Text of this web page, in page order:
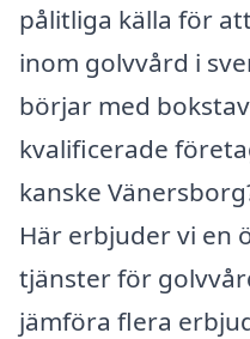
pålitliga källa för
inom golvvård i
börjar med
kvalificerade
kanske
Här erbjuder vi en
tjänster för
jämföra flera